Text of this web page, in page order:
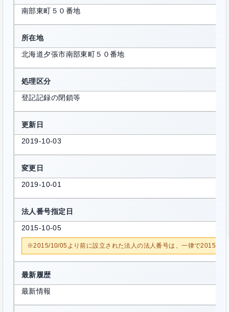
南部東町５０番地
所在地
北海道夕張市南部東町５０番地
処理区分
登記記録の閉鎖等
更新日
2019-10-03
変更日
2019-10-01
法人番号指定日
2015-10-05
※2015/10/05より前に設立された法人の法人番号は、一律で2015/10/
最新履歴
最新情報